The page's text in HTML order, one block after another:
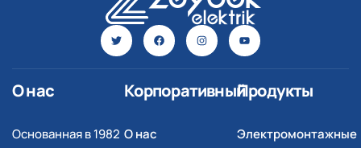
О нас
Основанная в 1982
Корпоративный
О нас
Продукты
Электромонтажные